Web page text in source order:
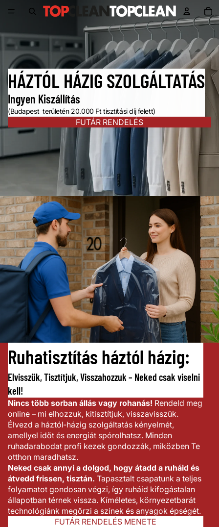
TOP CLEAN
HÁZTÓL HÁZIG SZOLGÁLTATÁS
Ingyen Kiszállítás
(Budapest területén 20.000 Ft tisztítási díj felett)
FUTÁR RENDELÉS
Ruhatisztítás háztól házig:
Elvisszük, Tisztítjuk, Visszahozzuk – Neked csak viselni
kell!
Nincs több sorban állás vagy rohanás! Rendeld meg
online – mi elhozzuk, kitisztítjuk, visszavisszük.
Élvezd a háztól‑házig szolgáltatás kényelmét,
amellyel időt és energiát spórolhatsz. Minden
ruhadarabodat profi kezek gondozzák, miközben Te
otthon maradhatsz.
Neked csak annyi a dolgod, hogy átadd a ruháid és
átvedd frissen, tisztán. Tapasztalt csapatunk a teljes
folyamatot gondosan végzi, így ruháid kifogástalan
állapotban térnek vissza. Kíméletes, környezetbarát
technológiánk megőrzi a színek és anyagok épségét.
FUTÁR RENDELÉS MENETE